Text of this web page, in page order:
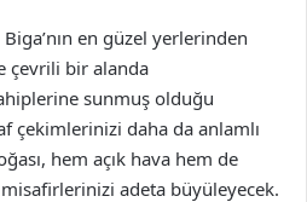
en güzel yerlerinden
çevrili bir alanda
sunmuş olduğu
çekimlerinizi daha da anlamlı
hem açık hava hem de
adeta büyüleyecek.